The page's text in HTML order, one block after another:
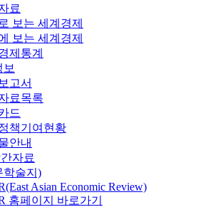
료
보는 세계경제
보는 세계경제
제통계
고서
료목록
드
책기여현황
안내
자료
학술지)
Asian Economic Review)
홈페이지 바로가기